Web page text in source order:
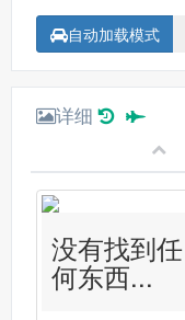
自动加载模式
详细
没有找到任
何东西...